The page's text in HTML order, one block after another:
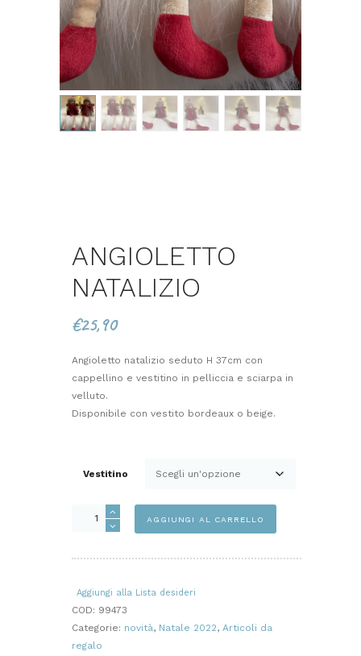
ANGIOLETTO
NATALIZIO
€25,90
Angioletto natalizio seduto H 37cm con
cappellino e vestitino in pelliccia e sciarpa in
velluto.
Disponibile con vestito bordeaux o beige.
Vestitino
Angioletto
natalizio
AGGIUNGI AL CARRELLO
Aggiungi alla Lista desideri
COD: 99473
Categorie: novità, Natale 2022, Articoli da
regalo